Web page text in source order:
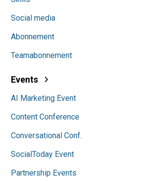
Social media
Abonnement
Teamabonnement
Events
AI Marketing Event
Content Conference
Conversational Conf.
SocialToday Event
Partnership Events